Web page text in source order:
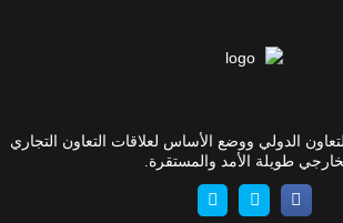
الدولي ووضع الأساس لعلاقات التعاون التجاري
طويلة الأمد والمستقرة.